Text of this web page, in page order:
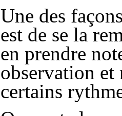
Une des
est de se la
en prendre
observation et
certains